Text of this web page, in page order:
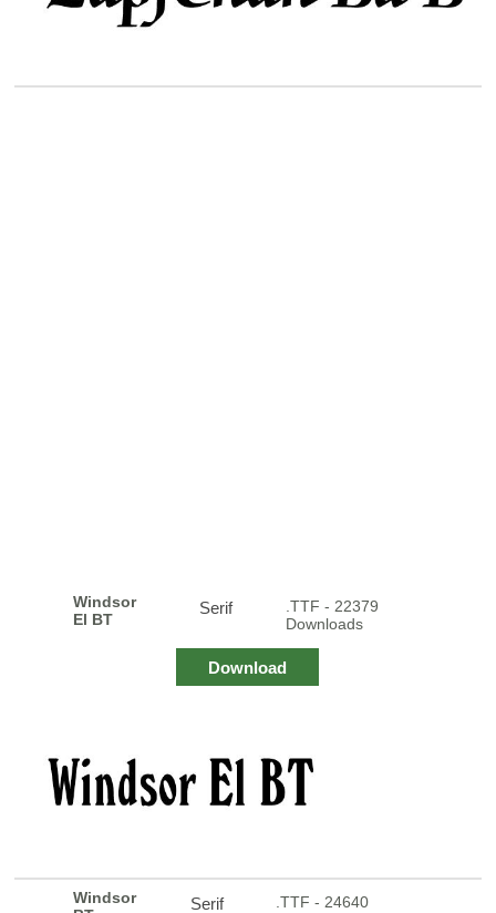
Windsor
El BT
Serif
.TTF - 22379
Downloads
Download
Windsor
Serif
.TTF - 24640